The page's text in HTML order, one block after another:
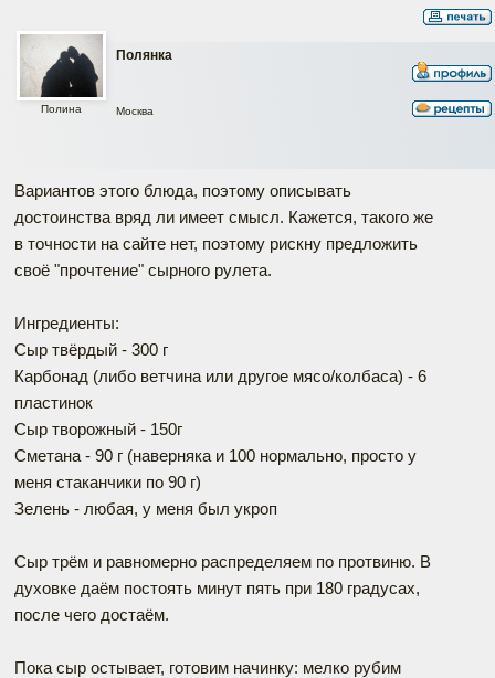
Полянка
Полина Москва
Вариантов этого блюда, поэтому описывать
достоинства вряд ли имеет смысл. Кажется, такого же
в точности на сайте нет, поэтому рискну предложить
своё "прочтение" сырного рулета.
Ингредиенты:
Сыр твёрдый - 300 г
Карбонад (либо ветчина или другое мясо/колбаса) - 6
пластинок
Сыр творожный - 150г
Сметана - 90 г (наверняка и 100 нормально, просто у
меня стаканчики по 90 г)
Зелень - любая, у меня был укроп
Сыр трём и равномерно распределяем по протвиню. В
духовке даём постоять минут пять при 180 градусах,
после чего достаём.
Пока сыр остывает, готовим начинку: мелко рубим